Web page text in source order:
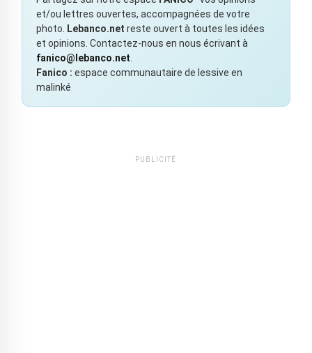
et/ou lettres ouvertes, accompagnées de votre
photo.
Lebanco.net reste ouvert à toutes les idées
et opinions. Contactez-nous en nous écrivant à
fanico@lebanco.net
Fanico : espace communautaire de lessive en
malinké
PUBLICITÉ